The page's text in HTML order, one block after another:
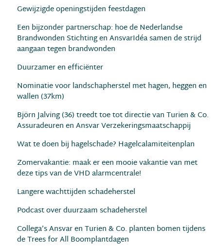
Gewijzigde openingstijden feestdagen
Een bijzonder partnerschap: hoe de Nederlandse
Brandwonden Stichting en AnsvarIdéa samen de strijd
aangaan tegen brandwonden
Duurzamer en efﬁciënter
Nominatie voor landschapherstel met hagen, heggen en
wallen (37km)
Björn Jalving (36) treedt toe tot directie van Turien & Co.
Assuradeuren en Ansvar Verzekeringsmaatschappij
Wat te doen bij hagelschade? Hagelcalamiteitenplan
Zomervakantie: maak er een mooie vakantie van met
deze tips van de VHD alarmcentrale!
Langere wachttijden schadeherstel
Podcast over duurzaam schadeherstel
Collega’s Ansvar en Turien & Co. planten bomen tijdens
de Trees for All Boomplantdagen